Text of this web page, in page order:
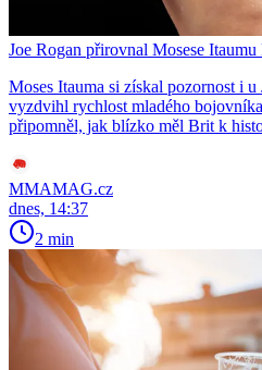
Joe Rogan přirovnal Mosese
Moses Itauma si získal pozornost i
vyzdvihl rychlost mladého
připomněl, jak blízko měl Brit k
MMAMAG.cz
dnes, 14:37
2 min